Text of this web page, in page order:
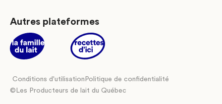
Autres plateformes
Conditions d'utilisation Politique de confidentialité
©Les Producteurs de lait du Québec